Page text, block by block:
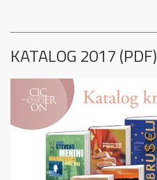
KATALOG 2017 (PDF)